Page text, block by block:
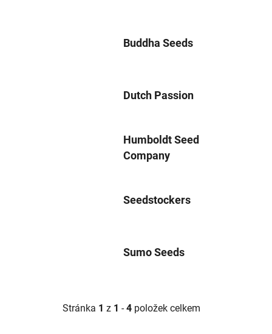
Buddha Seeds
Dutch Passion
Humboldt Seed
Company
Seedstockers
Sumo Seeds
Stránka 1 z 1 -4 položek celkem